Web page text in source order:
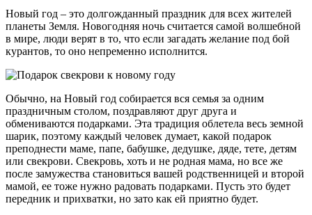
Новый год – это долгожданный праздник для всех жителей
планеты Земля. Новогодняя ночь считается самой волшебной
в мире, люди верят в то, что если загадать желание под бой
курантов, то оно непременно исполнится.
Обычно, на Новый год собирается вся семья за одним
праздничным столом, поздравляют друг друга и
обмениваются подарками. Эта традиция облетела весь земной
шарик, поэтому каждый человек думает, какой подарок
преподнести маме, папе, бабушке, дедушке, дяде, тете, детям
или свекрови. Свекровь, хоть и не родная мама, но все же
после замужества становиться вашей родственницей и второй
мамой, ее тоже нужно радовать подарками. Пусть это будет
передник и прихватки, но зато как ей приятно будет.